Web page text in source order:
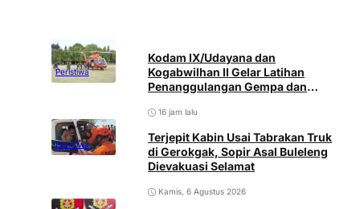
Peristiwa
Kodam IX/Udayana dan
Kogabwilhan II Gelar Latihan
Penanggulangan Gempa dan
16 jam lalu
Peristiwa
Terjepit Kabin Usai Tabrakan Truk
di Gerokgak, Sopir Asal Buleleng
Dievakuasi Selamat
Kamis, 6 Agustus 2026